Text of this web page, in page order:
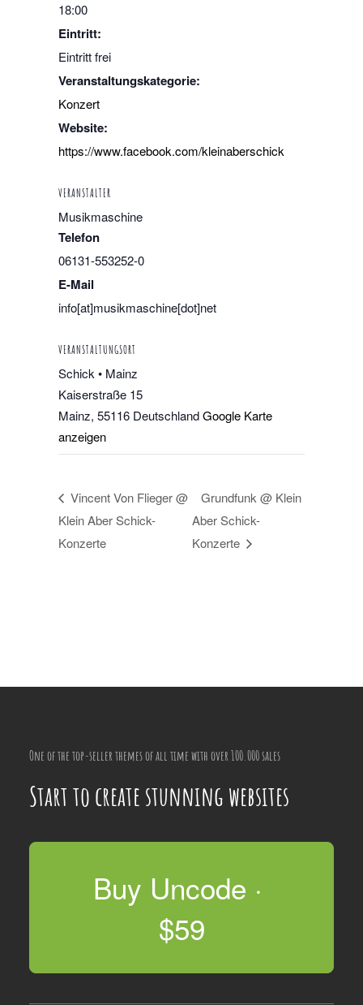
18:00
Eintritt:
Eintritt frei
Veranstaltungskategorie:
Konzert
Website:
https://www.facebook.com/kleinaberschick
VERANSTALTUNGSORT
Schick • Mainz
Kaiserstraße 15
Mainz, 55116 DeutschlandGoogle Karte
anzeigen
VERANSTALTER
Musikmaschine
Telefon
06131-553252-0
E-Mail
info[at]musikmaschine[dot]net
Vincent Von Flieger @
Klein Aber Schick-
Konzerte
Grundfunk @ Klein
Aber Schick-
Konzerte
One of the top-seller themes of all time with over 100.000 sales
Start to create stunning websites
Buy Uncode ·
$59